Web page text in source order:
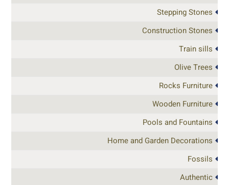
Stepping Stones
Construction Stones
Train sills
Olive Trees
Rocks Furniture
Wooden Furniture
Pools and Fountains
Home and Garden Decorations
Fossils
Authentic